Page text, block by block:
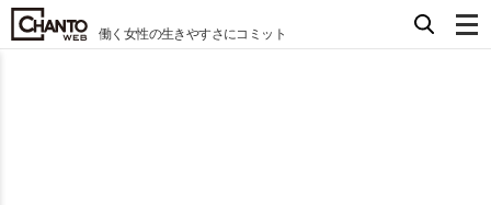
働く女性の生きやすさにコミット